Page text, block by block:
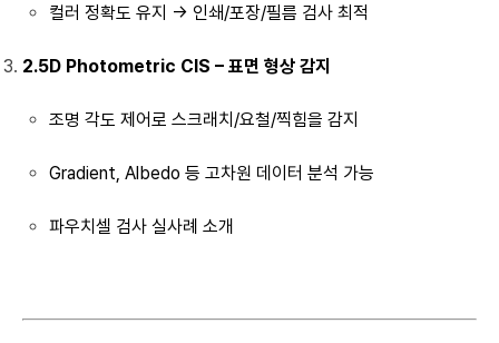
컬러 정확도 유지 → 인쇄/포장/필름 검사 최적
2.5D Photometric CIS – 표면 형상 감지
조명 각도 제어로 스크래치/요철/찍힘을 감지
Gradient, Albedo 등 고차원 데이터 분석 가능
파우치셀 검사 실사례 소개